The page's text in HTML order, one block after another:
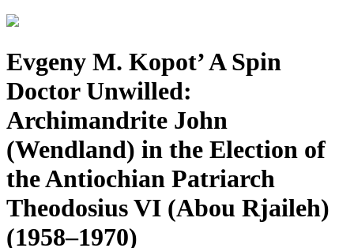
Evgeny M. Kopot’A Spin
Doctor Unwilled:
Archimandrite John
(Wendland) in the Election of
the Antiochian Patriarch
Theodosius VI (Abou Rjaileh)
(1958–1970)